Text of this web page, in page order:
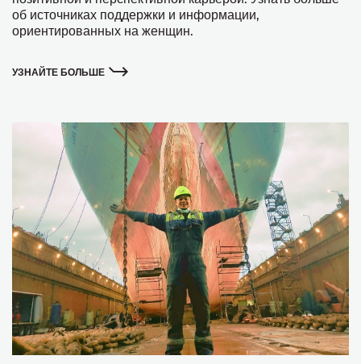
об источниках поддержки и информации,
ориентированных на женщин.
УЗНАЙТЕ БОЛЬШЕ